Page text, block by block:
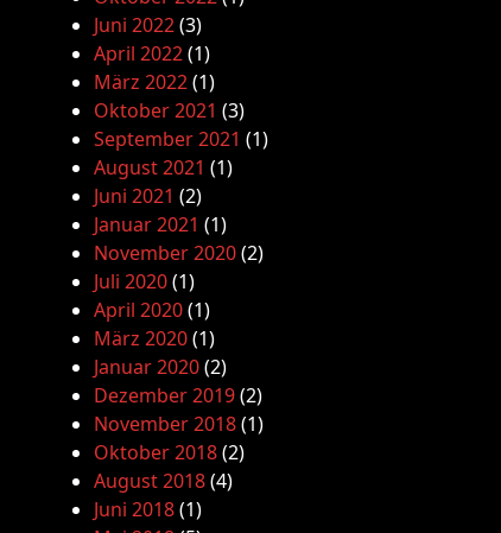
Juni 2022(3)
April 2022(1)
März 2022(1)
Oktober 2021 (3)
September 2021 (1)
August 2021 (1)
Juni 2021 (2)
Januar 2021 (1)
November 2020(2)
Juli 2020(1)
April 2020(1)
März 2020(1)
Januar 2020(2)
Dezember 2019(2)
November 2018(1)
Oktober 2018(2)
August 2018(4)
Juni 2018(1)